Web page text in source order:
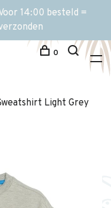
14:00 besteld =
0
Light Grey